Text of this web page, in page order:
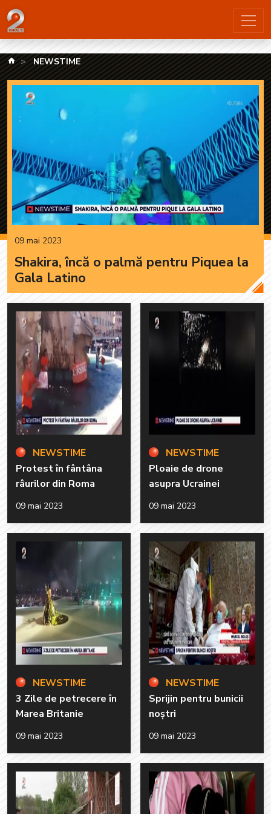
NEWSTIME - KANAL D2 - 217/226 | Pagina 217 din 226
kanald.ro
NEWSTIME
09 mai 2023
Shakira, încă o palmă pentru Piquea la
Gala Latino
NEWSTIME
Protest în fântâna
râurilor din Roma
09 mai 2023
NEWSTIME
Ploaie de drone
asupra Ucrainei
09 mai 2023
NEWSTIME
3 Zile de petrecere în
Marea Britanie
09 mai 2023
NEWSTIME
Sprijin pentru bunicii
noștri
09 mai 2023